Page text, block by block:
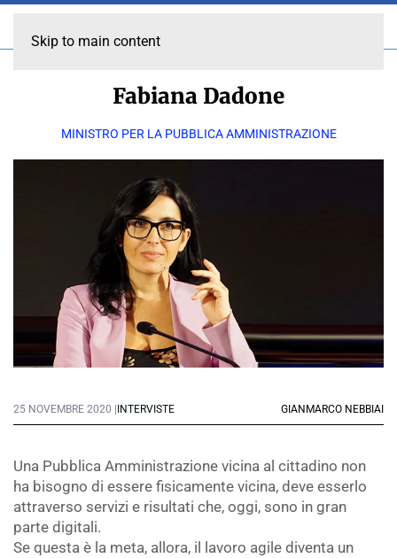
Skip to main content
Fabiana Dadone
MINISTRO PER LA PUBBLICA AMMINISTRAZIONE
25 NOVEMBRE 2020 | INTERVISTE GIANMARCO NEBBIAI
Una Pubblica Amministrazione vicina al cittadino non
ha bisogno di essere fisicamente vicina, deve esserlo
attraverso servizi e risultati che, oggi, sono in gran
parte digitali.
Se questa è la meta, allora, il lavoro agile diventa un